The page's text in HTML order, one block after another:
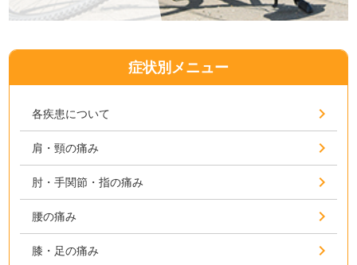
症状別メニュー
各疾患について
肩・頸の痛み
肘・手関節・指の痛み
腰の痛み
膝・足の痛み